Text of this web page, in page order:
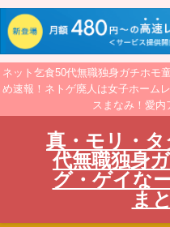
ネット乞食50代無職独身ガチホモ
め速報！ネトゲ廃人は女子ホーム
スまなみ！愛内
真・モリ・
代無職独身
グ・ゲイな
ま